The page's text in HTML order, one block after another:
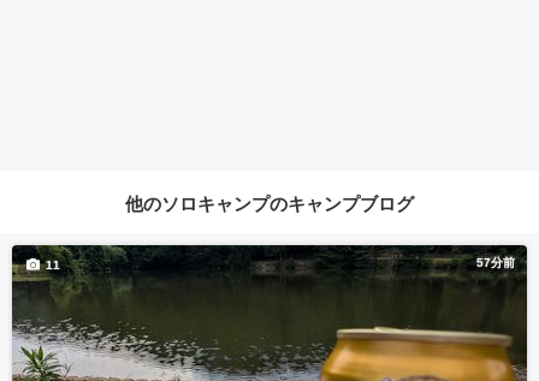
他のソロキャンプのキャンプブログ
57分前
11